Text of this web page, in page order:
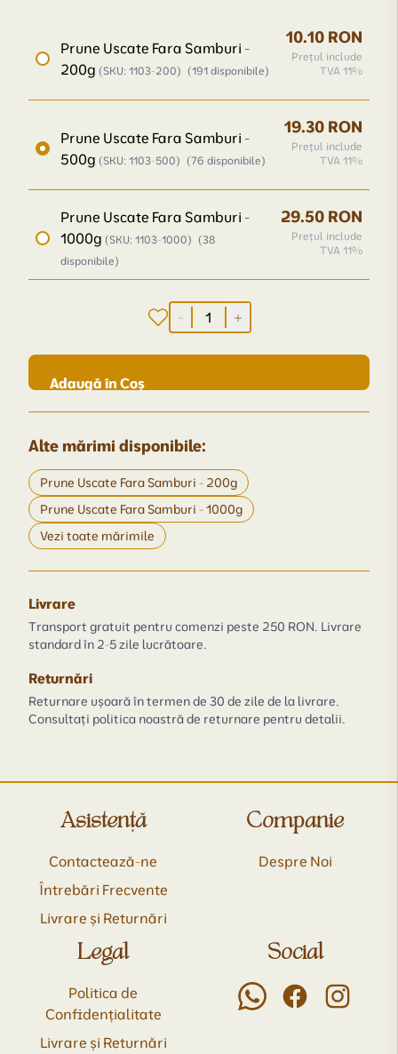
Prune Uscate Fara Samburi -
200g (SKU: 1103-200) (191 disponibile)
10.10 RON
Prețul include
TVA 11%
Prune Uscate Fara Samburi -
500g (SKU: 1103-500) (76 disponibile)
19.30 RON
Prețul include
TVA 11%
Prune Uscate Fara Samburi -
1000g (SKU: 1103-1000) (38
disponibile)
29.50 RON
Prețul include
TVA 11%
- +
Adaugă în Coș
Alte mărimi disponibile:
Prune Uscate Fara Samburi - 200g
Prune Uscate Fara Samburi - 1000g
Vezi toate mărimile
Livrare
Transport gratuit pentru comenzi peste 250 RON. Livrare
standard în 2-5 zile lucrătoare.
Returnări
Returnare ușoară în termen de 30 de zile de la livrare.
Consultați politica noastră de returnare pentru detalii.
Asistență
Contactează-ne
Întrebări Frecvente
Livrare și Returnări
Companie
Despre Noi
Legal
Politica de
Confidențialitate
Livrare și Returnări
Social